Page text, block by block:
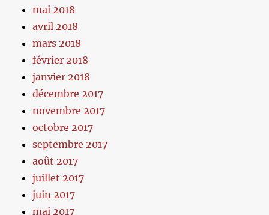
mai 2018
avril 2018
mars 2018
février 2018
janvier 2018
décembre 2017
novembre 2017
octobre 2017
septembre 2017
août 2017
juillet 2017
juin 2017
mai 2017